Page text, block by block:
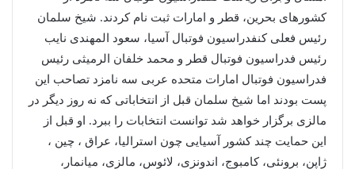
کشورهای بحرین، قطر و امارات ثبت نام کردند. شیخ سلمان
رئیس فعلی کنفدراسیون فوتبال آسیا، سعود المهندی نایب
رئیس فدراسیون فوتبال قطر و محمد خلفان الرمیثی رئیس
فدراسیون فوتبال امارات متحده عربی سه نامزد تصاحب این
پست بودند اما شیخ سلمان قبل از انتخاباتی که نه روز دیگر در
مالزی برگزار خواهد شد توانست انتخابات را ببرد. او قبل از
این حمایت چند کشور آسیایی چون استرالیا، عراق ، چین ،
ژاپن، برونئی، کامبوج، اندونزی، لائوس، مالزی، میانمار،